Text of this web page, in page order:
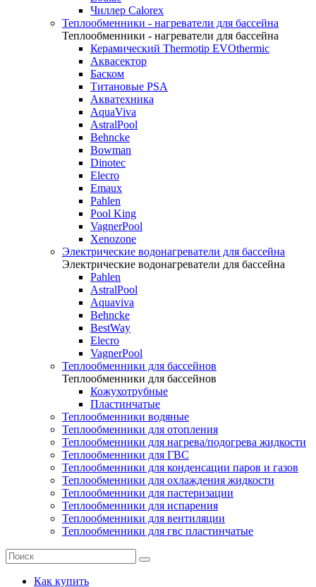
Чиллер Calorex
Теплообменники - нагреватели для бассейна
Теплообменники - нагреватели для бассейна
Керамический Thermotip EVOthermic
Аквасектор
Баском
Титановые PSA
Акватехника
AquaViva
AstralPool
Behncke
Bowman
Dinotec
Elecro
Emaux
Pahlen
Pool King
VagnerPool
Xenozone
Электрические водонагреватели для бассейна
Электрические водонагреватели для бассейна
Pahlen
AstralPool
Aquaviva
Behncke
BestWay
Elecro
VagnerPool
Теплообменники для бассейнов
Теплообменники для бассейнов
Кожухотрубные
Пластинчатые
Теплообменники водяные
Теплообменники для отопления
Теплообменники для нагрева/подогрева жидкости
Теплообменники для ГВС
Теплообменники для конденсации паров и газов
Теплообменники для охлаждения жидкости
Теплообменники для пастеризации
Теплообменники для испарения
Теплообменники для вентиляции
Теплообменники для гвс пластинчатые
Как купить